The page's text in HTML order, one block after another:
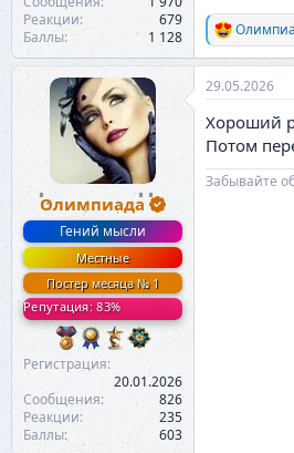
Реакции
679
Баллы
1 128
Р
е
а
к
и
и
Олимпиада
Гений мысли
Местные
Постер месяца № 1
Репутация: 83%
Регистрация
20.01.2026
Сообщения
826
Реакции
235
Баллы
603
29.05.2026
Хороший
Потом
Забывайте